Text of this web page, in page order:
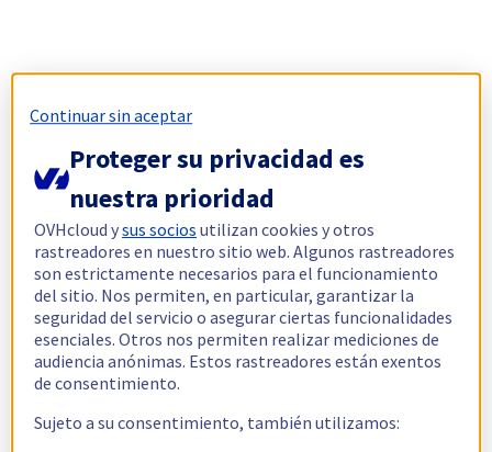
Continuar sin aceptar
Proteger su privacidad es
nuestra prioridad
OVHcloud ysus socios utilizan cookies y otros
rastreadores en nuestro sitio web. Algunos rastreadores
son estrictamente necesarios para el funcionamiento
del sitio. Nos permiten, en particular, garantizar la
seguridad del servicio o asegurar ciertas funcionalidades
esenciales. Otros nos permiten realizar mediciones de
audiencia anónimas. Estos rastreadores están exentos
de consentimiento.
Sujeto a su consentimiento, también utilizamos: